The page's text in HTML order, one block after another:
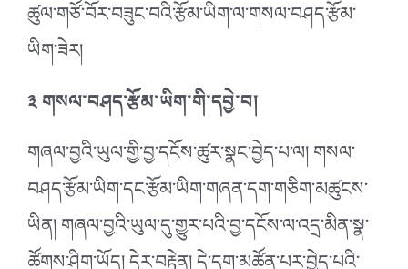
ཚུལ་གཙོ་བོར་བཟུང་བའི་རྩོམ་ཡིག་ལ་གསལ་བཤད་རྩོམ་
ཡིག་ཟེར།
༣ གསལ་བཤད་རྩོམ་ཡིག་གི་དབྱེ་བ།
གཞལ་བྱའི་ཡུལ་གྱི་བྱ་དངོས་ཚུར་སྣང་བྱེད་པ་ལ། གསལ་
བཤད་རྩོམ་ཡིག་དང་རྩོམ་ཡིག་གཞན་དག་གཅིག་མཚུངས་
ཡིན། གཞལ་བྱའི་ཡུལ་དུ་གྱུར་པའི་བྱ་དངོས་ལ་འདྲ་མིན་སྣ་